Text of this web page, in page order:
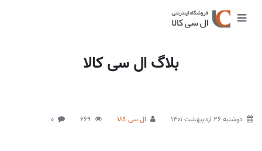
بلاگ ال سی کالا
دوشنبه 26 اردیبهشت 1401 ال سی کالا 669
0